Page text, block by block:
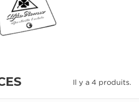
Il y a 4 produits.